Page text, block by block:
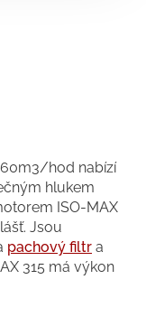
hod nabízí
hlukem
ISO-MAX
Jsou
pachový filtr a
315 má výkon